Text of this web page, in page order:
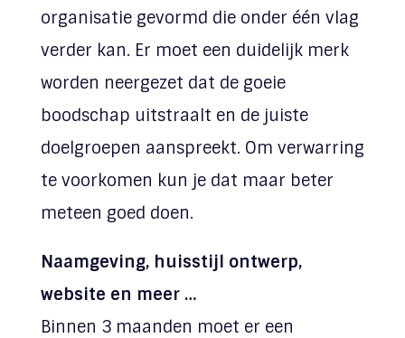
organisatie gevormd die onder één vlag
verder kan. Er moet een duidelijk merk
worden neergezet dat de goeie
boodschap uitstraalt en de juiste
doelgroepen aanspreekt. Om verwarring
te voorkomen kun je dat maar beter
meteen goed doen.
Naamgeving, huisstijl ontwerp,
website en meer …
Binnen 3 maanden moet er een